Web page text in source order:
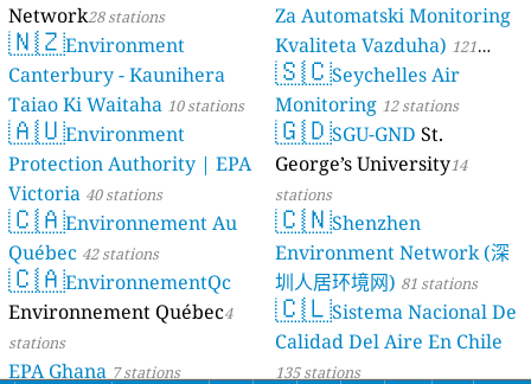
Network28 stations
🇳🇿Environment
Canterbury - Kaunihera
Taiao Ki Waitaha 10 stations
🇦🇺Environment
Protection Authority | EPA
Victoria 40 stations
🇨🇦Environnement Au
Québec 42 stations
🇨🇦EnvironnementQc
Environnement Québec4
stations
EPA Ghana 7 stations
Za Automatski Monitoring
Kvaliteta Vazduha) 121
stations
🇸🇨Seychelles Air
Monitoring 12 stations
🇬🇩SGU-GND St.
George’s University14
stations
🇨🇳Shenzhen
Environment Network (深
圳人居环境网) 81 stations
🇨🇱Sistema Nacional De
Calidad Del Aire En Chile
135 stations